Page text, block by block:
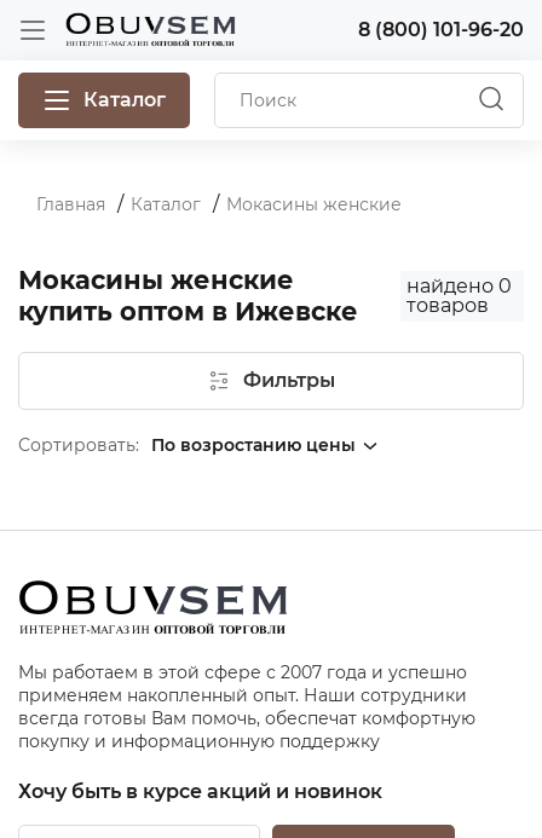
8 (800) 101-96-20
Каталог
Главная Каталог Мокасины женские
Мокасины женские
купить оптом в Ижевске
найдено0
товаров
Фильтры
Сортировать:
Мы работаем в этой сфере с 2007 года и успешно
применяем накопленный опыт. Наши сотрудники
всегда готовы Вам помочь, обеспечат комфортную
покупку и информационную поддержку
Хочу быть в курсе акций и новинок